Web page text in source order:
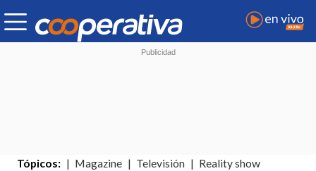
Tópicos: Magazine Televisión Reality show